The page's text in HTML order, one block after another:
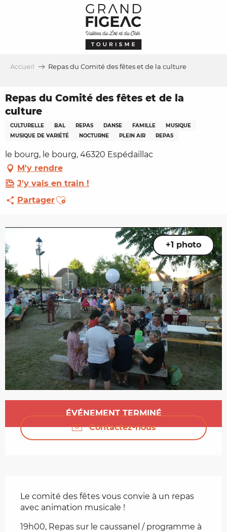
Accueil Repas du Comité des fêtes et de la culture
Repas du Comité des fêtes et de la
culture
CULTURELLE BAL REPAS DANSE FAMILLE
MUSIQUE
MUSIQUE DE VARIÉTÉ
NOCTURNE PLEIN AIR REPAS
le bourg, le bourg, 46320 Espédaillac
M'y rendre
J'y vais en train !
PartagerAjouter aux favoris
+1 photo
Ouverture et coordonnées
ÉVÉNEMENT TERMINÉ
Contactez-nous
Le comité des fêtes vous convie à un repas
avec animation musicale !
19h00, Repas sur le caussanel / programme à